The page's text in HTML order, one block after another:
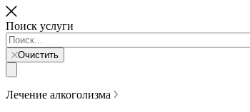
Поиск услуги
Очистить
Лечение алкоголизма